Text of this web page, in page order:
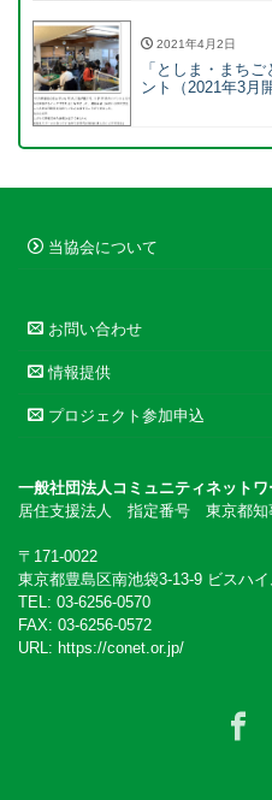
2021年4月2日
「としま・まち
ント（2021年3月
当協会について
お問い合わせ
情報提供
プロジェクト参加申込
一般社団法人コミュニティネット
居住支援法人 指定番号 東京都知
〒171-0022
東京都豊島区南池袋3-13-9 ビスハ
TEL: 03-6256-0570
FAX: 03-6256-0572
URL: https://conet.or.jp/